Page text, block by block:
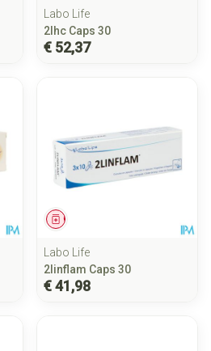
Labo Life
2lhc Caps 30
€ 52,37
Geneesmiddel
Labo Life
2linflam Caps 30
€ 41,98